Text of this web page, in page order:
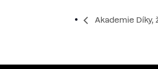
Akademie Díky,